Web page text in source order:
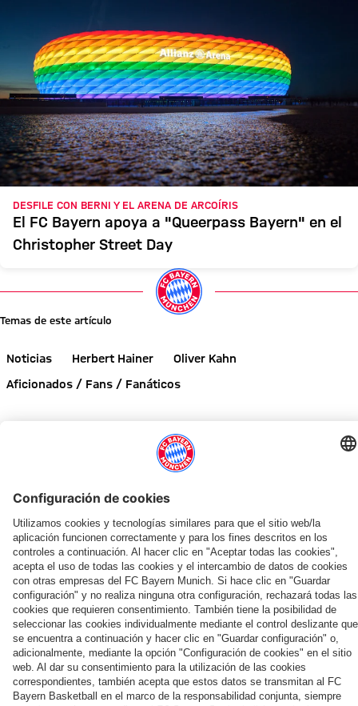
DESFILE CON BERNI Y EL ARENA DE ARCOÍRIS
El FC Bayern apoya a "Queerpass Bayern" en el
Christopher Street Day
Temas de este artículo
Noticias Herbert Hainer
Oliver Kahn
Aficionados / Fans / Fanáticos
NOTICIAS RELACIONADAS
AUDI SUMMER TOUR 2026
Resumen:
Así
fue
el
viernes
del
FC
SOLICITUD PARA EL CENTRO DE BALONCESTO
Nuevo
complejo
de
alto
rendimiento
para
el
«AUDI SUMMER TOUR» CON CIFRA RÉCORD DE
VÍDEO
Llamamiento
a
la
Bundesliga:
«La
internacionalización
no
EVENTO DE PAULANER EN HONG KONG
Herbert
Hainer:
«Juntos,
siempre
hacia
nuevos
horizontes»
INICIATIVA ESPECIAL TRAS PROYECTO
Tarjetas
de
autógrafos
inclusivas
en
las
tiendas
TRAS LA LLEGADA A JEJU
Arranca
el
Audi
Summer
Tour
para
el
¡INFÓRMATE AHORA!
Liveticker
del
FC
Bayern:
Toda
la
actualidad
AUDI FOOTBALL SUMMIT
VÍDEO
Los
mejores
momentos
del
partido
contra
el
COLABORADOR